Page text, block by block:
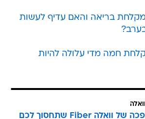
בריאה והאם עדיף לעשות
חמה מדי עלולה להיות
המהפכה של וואלה Fiber שתחסוך לכם